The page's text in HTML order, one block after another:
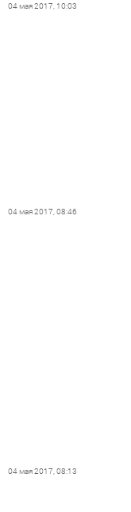
04 мая 2017, 10:03
04 мая 2017, 08:46
04 мая 2017, 08:13